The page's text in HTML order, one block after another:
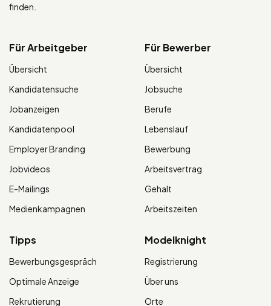
finden.
Für Arbeitgeber
Übersicht
Kandidatensuche
Jobanzeigen
Kandidatenpool
Employer Branding
Jobvideos
E-Mailings
Medienkampagnen
Für Bewerber
Übersicht
Jobsuche
Berufe
Lebenslauf
Bewerbung
Arbeitsvertrag
Gehalt
Arbeitszeiten
Tipps
Bewerbungsgespräch
Optimale Anzeige
Rekrutierung
Modelknight
Registrierung
Über uns
Orte